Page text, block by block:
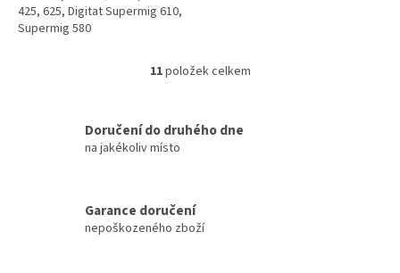
425, 625, Digitat Supermig 610,
Supermig 580
O
á
r
11položek celkem
Doručení do druhého dne
na jakékoliv místo
Garance doručení
nepoškozeného zboží